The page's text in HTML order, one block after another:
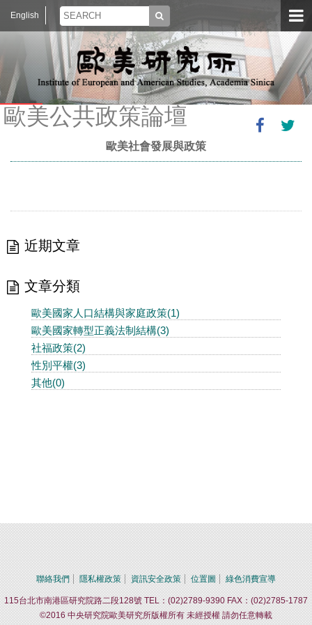
English
歐美公共政策論壇
歐美社會發展與政策
近期文章
文章分類
歐美國家人口結構與家庭政策(1)
歐美國家轉型正義法制結構(3)
社福政策(2)
性別平權(3)
其他(0)
聯絡我們 隱私權政策 資訊安全政策 位置圖 綠色消費宣導
115台北市南港區研究院路二段128號 TEL：(02)2789-9390 FAX：(02)2785-1787
©2016 中央研究院歐美研究所版權所有 未經授權 請勿任意轉載